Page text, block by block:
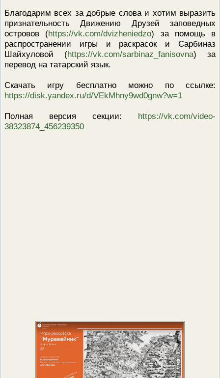
ПРИМЕНЯЕМЫЙ ПРИ
ОСУЩЕСТВЛЕНИИ
ГОСУДАРСТВЕННОГО
ОБЛАСТИ ОХРАНЫ И
ИСПОЛЬЗОВАНИЯ ООПТ
ФЕДЕРАЛЬНОГО ЗНАЧЕНИЯ
КОНТРОЛЬНЫХ
МЕРОПРИЯТИЙ
СВЕДЕНИЙ, КОТОРЫЕ МОГУТ
ЗАПРАШИВАТЬСЯ
Благодарим всех за добрые слова и хотим выразить
признательность Движению Друзей заповедных
островов (https://vk.com/dvizheniedzo) за помощь в
распространении игры и раскрасок и Сарбиназ
Шайхуловой (https://vk.com/sarbinaz_fanisovna) за
перевод на татарский язык.
Скачать игру бесплатно можно по ссылке:
https://disk.yandex.ru/d/VEkMhny9wd0gnw?w=1
Полная версия секции: https://vk.com/video-
38323874_456239350